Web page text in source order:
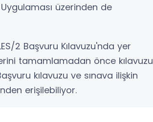
üzerinden de
2 Başvuru Kılavuzu'nda yer
tamamlamadan önce kılavuzu
kılavuzu ve sınava ilişkin
erişilebiliyor.